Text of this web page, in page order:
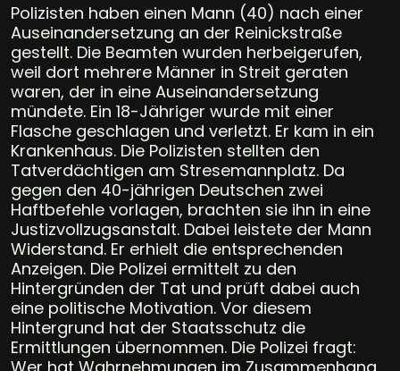
Polizisten haben einen Mann (40) nach einer
Auseinandersetzung an der Reinickstraße
gestellt. Die Beamten wurden herbeigerufen,
weil dort mehrere Männer in Streit geraten
waren, der in eine Auseinandersetzung
mündete. Ein 18-Jähriger wurde mit einer
Flasche geschlagen und verletzt. Er kam in ein
Krankenhaus. Die Polizisten stellten den
Tatverdächtigen am Stresemannplatz. Da
gegen den 40-jährigen Deutschen zwei
Haftbefehle vorlagen, brachten sie ihn in eine
Justizvollzugsanstalt. Dabei leistete der Mann
Widerstand. Er erhielt die entsprechenden
Anzeigen. Die Polizei ermittelt zu den
Hintergründen der Tat und prüft dabei auch
eine politische Motivation. Vor diesem
Hintergrund hat der Staatsschutz die
Ermittlungen übernommen. Die Polizei fragt: